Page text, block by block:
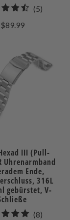
(5)
$89.99
III (Pull-
Uhrenarmband
Ende,
316L
gebürstet, V-
(8)